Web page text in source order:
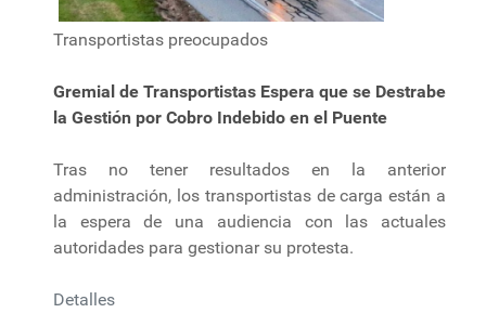
Transportistas preocupados
Gremial de Transportistas Espera que se Destrabe
la Gestión por Cobro Indebido en el Puente
Tras no tener resultados en la anterior
administración, los transportistas de carga están a
la espera de una audiencia con las actuales
autoridades para gestionar su protesta.
Detalles